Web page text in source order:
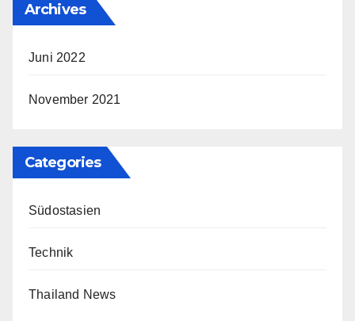
Archives
Juni 2022
November 2021
Categories
Südostasien
Technik
Thailand News